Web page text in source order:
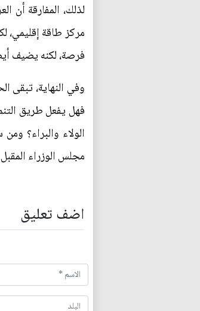
لذلك، المفارقة أن
مركز طاقة إقليمي،
فرصة، لكنه يضيف
وفي النهاية، تبقى
فهل يفعل طريق
الولاء والبراء؟
مجلس الوزراء
اضف تعليق